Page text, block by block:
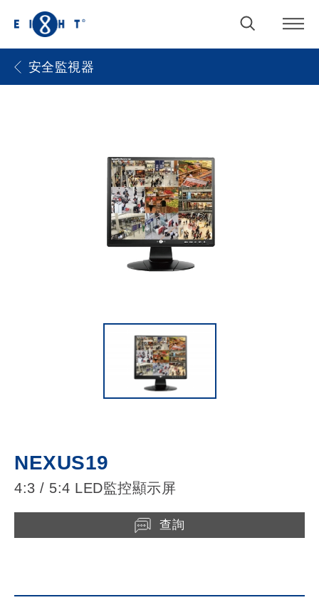
安全監視器
NEXUS19
4:3 / 5:4 LED監控顯示屏
查詢